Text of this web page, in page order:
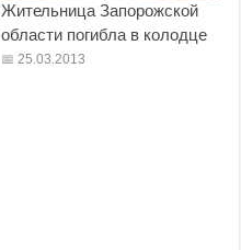
Жительница Запорожской
области погибла в колодце
25.03.2013